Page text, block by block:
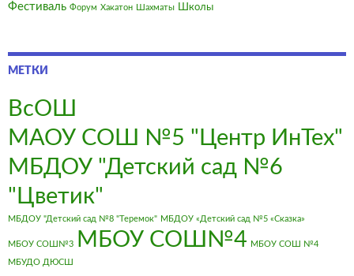
Фестиваль Форум Хакатон Шахматы Школы
МЕТКИ
ВсОШ
МАОУ СОШ №5 "Центр ИнТех"
МБДОУ "Детский сад №6
"Цветик"
МБДОУ "Детский сад №8 "Теремок" МБДОУ «Детский сад №5 «Сказка»
МБОУ СОШ№3 МБОУ СОШ№4 МБОУ СОШ №4
МБУДО ДЮСШ